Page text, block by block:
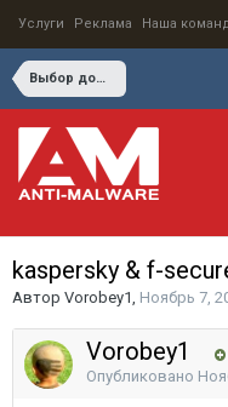
Услуги Реклама Наша
Выбор домашних средств защиты
kaspersky & f-
Автор Vorobey1, Ноябрь 7,
Vorobey1
Опубликовано